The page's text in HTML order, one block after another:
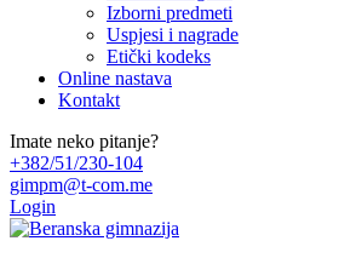
Izborni predmeti
Uspjesi i nagrade
Etički kodeks
Online nastava
Kontakt
Imate neko pitanje?
+382/51/230-104
gimpm@t-com.me
Login